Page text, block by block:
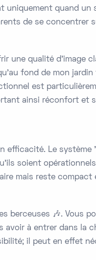
uniquement quand un
de se concentrer
une qualité d'image
fond de mon
est
ainsi réconfort et
efficacité. Le système
soient
mais reste compact
berceuses 🎶. Vous
à entrer dans la
il peut en effet